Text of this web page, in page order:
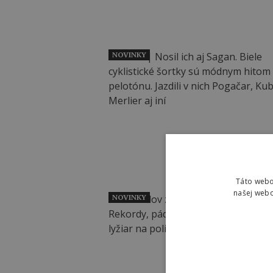
NOVINKY
NOVINKY
Táto
našej